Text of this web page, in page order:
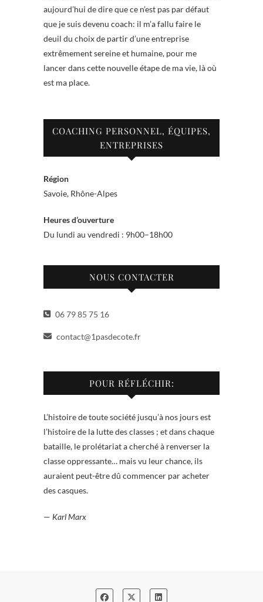
aujourd’hui de dire que ce n’est pas par défaut
que je suis devenu coach: il m’a fallu faire le
deuil du choix de partir d’une entreprise
extrêmement sereine et humaine, pour me
lancer dans cette nouvelle étape de ma vie, là où
est ma place.
COACHING PERSONNEL, ÉQUIPES,
ENTREPRISES
Région
Savoie, Rhône-Alpes
Heures d’ouverture
Du lundi au vendredi : 9h00–18h00
NOUS CONTACTER
06 79 85 75 16
contact@1pasdecote.fr
POUR RÉFLÉCHIR:
L’histoire de toute société jusqu’à nos jours est
l’histoire de la lutte des classes ; et dans chaque
bataille, le prolétariat a cherché à renverser la
classe oppressante… mais vu leur chance, ils
auraient peut-être dû commencer par acheter
des casques.
— Karl Marx